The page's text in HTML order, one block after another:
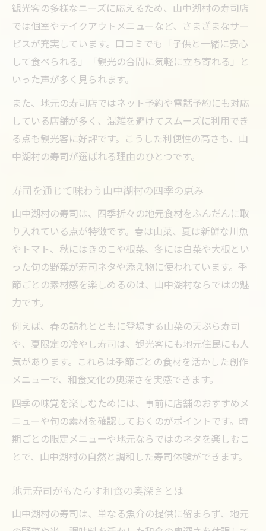
寿司で家族団らんを楽しむ山中湖村の工夫
子連れでも安心の寿司選びポイントを紹介
家族向けテイクアウト寿司のおすすめ活用
法
山中湖村で体験する家族向け和食の魅力
観光客の多様なニーズに応えるため、山中湖村の寿司店
では個室やテイクアウトメニューなど、さまざまなサー
ビスが充実しています。口コミでも「子供と一緒に安心
して食べられる」「観光の合間に気軽に立ち寄れる」と
いった声が多く見られます。
また、地元の寿司店ではネット予約や電話予約にも対応
している店舗が多く、混雑を避けてスムーズに利用でき
る点も観光客に好評です。こうした利便性の高さも、山
中湖村の寿司が選ばれる理由のひとつです。
寿司を通じて味わう山中湖村の四季の恵み
山中湖村の寿司は、四季折々の地元食材をふんだんに取
り入れている点が特徴です。春は山菜、夏は新鮮な川魚
やトマト、秋にはきのこや根菜、冬には白菜や大根とい
った旬の野菜が寿司ネタや添え物に使われています。季
節ごとの素材感を楽しめるのは、山中湖村ならではの魅
力です。
例えば、春の訪れとともに登場する山菜の天ぷら寿司
や、夏限定の冷やし寿司は、観光客にも地元住民にも人
気があります。これらは季節ごとの食材を活かした創作
メニューで、和食文化の奥深さを実感できます。
四季の味覚を楽しむためには、事前に店舗のおすすめメ
ニューや旬の素材を確認しておくのがポイントです。時
期ごとの限定メニューや地元ならではのネタを楽しむこ
とで、山中湖村の自然と調和した寿司体験ができます。
地元寿司がもたらす和食の奥深さとは
山中湖村の寿司は、単なる魚介の提供に留まらず、地元